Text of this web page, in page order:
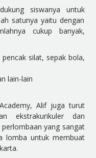
siswanya untuk
satunya yaitu dengan
cukup banyak,
silat, sepak bola,
lain-lain
Alif juga turut
ekstrakurikuler dan
yang sangat
lomba untuk membuat